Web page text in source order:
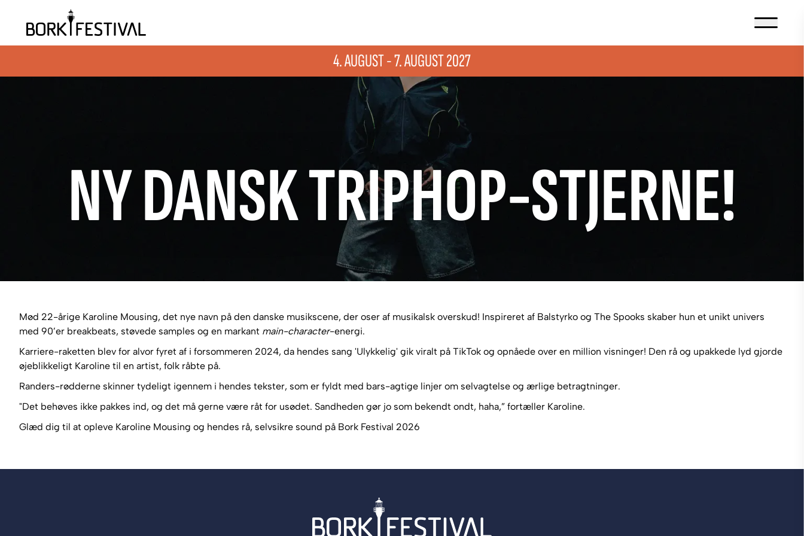
4. AUGUST - 7. AUGUST 2027
NY DANSK TRIPHOP-STJERNE!
Mød 22-årige Karoline Mousing, det nye navn på den danske musikscene, der oser af musikalsk overskud! Inspireret af Balstyrko og The Spooks skaber hun et unikt univers
med 90’er breakbeats, støvede samples og en markant main-character-energi.
Karriere-raketten blev for alvor fyret af i forsommeren 2024, da hendes sang 'Ulykkelig' gik viralt på TikTok og opnåede over en million visninger! Den rå og upakkede lyd gjorde
øjeblikkeligt Karoline til en artist, folk råbte på.
Randers-rødderne skinner tydeligt igennem i hendes tekster, som er fyldt med bars-agtige linjer om selvagtelse og ærlige betragtninger.
"Det behøves ikke pakkes ind, og det må gerne være råt for usødet. Sandheden gør jo som bekendt ondt, haha,” fortæller Karoline.
Glæd dig til at opleve Karoline Mousing og hendes rå, selvsikre sound på Bork Festival 2026